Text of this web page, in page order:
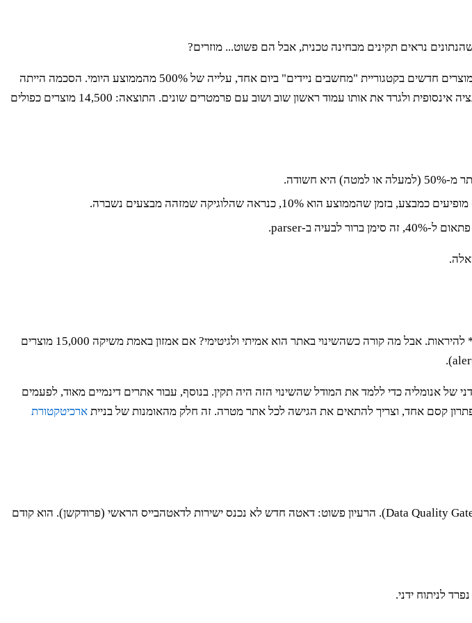
נראים תקינים מבחינה טכנית, אבל הם פשוט... מוזרים?
הנה תרחיש אמיתי שקרה לי: scraper שרץ על אתר e-commerce גדול התחיל לדווח פתאום על 15,000 מוצרים חדשים בקטגוריית "מחשבים ניידים" ביום אחד, עלייה של 500% מהממוצע היומי. הסכמה הייתה
תקינה, השלמות נראתה בסדר. הבעיה? שינוי ב-UI של האתר גרם ל-scraper שלנו להיכנס ללולאת פאג'ינציה אינסופית ולגרד את אותו עמוד ראשון שוב ושוב עם פרמטרים שונים. התוצאה: 14,500 מוצרים כפולים
חשוב להבין את המגבלות. כל הכלים והטכניקות שתיארתי מבוססים על הנחות לגבי איך הנתונים *אמורים* להיראות. אבל מה קורה כשהשינוי באתר הוא אמיתי ולגיטימי? אם אמזון באמת משיקה 15,000 מוצרים
אנומליה כדי ללמד את המודל שהשינוי הזה היה תקין. בנוסף, עבור אתרים דינמיים מאוד, לפעמים
ארכיטקטורת
אז יש לנו ולידציות, מדדים ובדיקות אנומליות. איך כל זה מתחבר יחד? התשובה היא "שער איכות נתונים" (Data Quality Gate). הרעיון פשוט: דאטה חדש לא נכנס ישירות לדאטהבייס הראשי (פרודקשן). הוא קודם